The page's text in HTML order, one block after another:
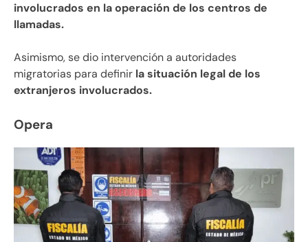
involucrados en la operación de los centros de
llamadas.
Asimismo, se dio intervención a autoridades
migratorias para definir la situación legal de los
extranjeros involucrados.
Opera